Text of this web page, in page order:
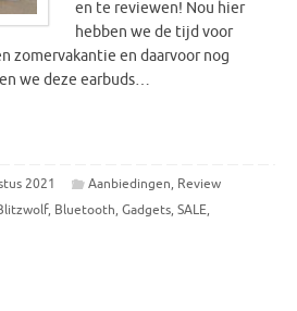
en te reviewen! Nou hier
hebben we de tijd voor
zomervakantie en daarvoor nog
we deze earbuds…
2021 Aanbiedingen, Review
, Bluetooth, Gadgets, SALE,